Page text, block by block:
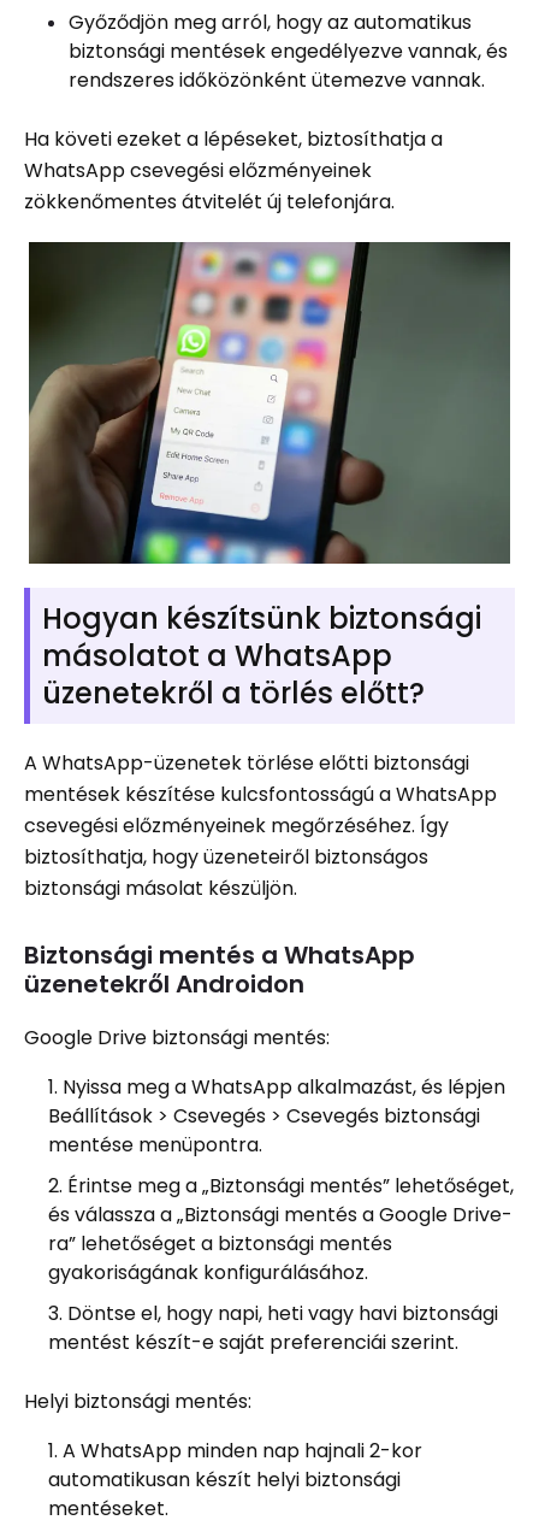
Győződjön meg arról, hogy az automatikus
biztonsági mentések engedélyezve vannak, és
rendszeres időközönként ütemezve vannak.
Ha követi ezeket a lépéseket, biztosíthatja a
WhatsApp csevegési előzményeinek
zökkenőmentes átvitelét új telefonjára.
Hogyan készítsünk biztonsági
másolatot a WhatsApp
üzenetekről a törlés előtt?
A WhatsApp-üzenetek törlése előtti biztonsági
mentések készítése kulcsfontosságú a WhatsApp
csevegési előzményeinek megőrzéséhez. Így
biztosíthatja, hogy üzeneteiről biztonságos
biztonsági másolat készüljön.
Biztonsági mentés a WhatsApp
üzenetekről Androidon
Google Drive biztonsági mentés:
Nyissa meg a WhatsApp alkalmazást, és lépjen
Beállítások > Csevegés > Csevegés biztonsági
mentése menüpontra.
Érintse meg a „Biztonsági mentés” lehetőséget,
és válassza a „Biztonsági mentés a Google Drive-
ra” lehetőséget a biztonsági mentés
gyakoriságának konfigurálásához.
Döntse el, hogy napi, heti vagy havi biztonsági
mentést készít-e saját preferenciái szerint.
Helyi biztonsági mentés:
A WhatsApp minden nap hajnali 2-kor
automatikusan készít helyi biztonsági
mentéseket.